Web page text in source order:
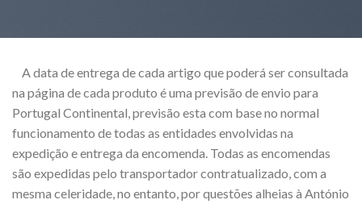
A data de entrega de cada artigo que poderá ser consultada
na página de cada produto é uma previsão de envio para
Portugal Continental, previsão esta com base no normal
funcionamento de todas as entidades envolvidas na
expedição e entrega da encomenda. Todas as encomendas
são expedidas pelo transportador contratualizado, com a
mesma celeridade, no entanto, por questões alheias à António